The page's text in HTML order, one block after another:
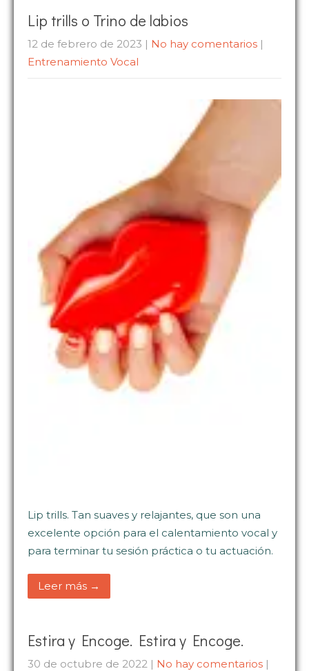
Lip trills o Trino de labios
12 de febrero de 2023 | No hay comentarios |
Entrenamiento Vocal
Lip trills. Tan suaves y relajantes, que son una
excelente opción para el calentamiento vocal y
para terminar tu sesión práctica o tu actuación.
Leer más →
Estira y Encoge. Estira y Encoge.
30 de octubre de 2022 | No hay comentarios |